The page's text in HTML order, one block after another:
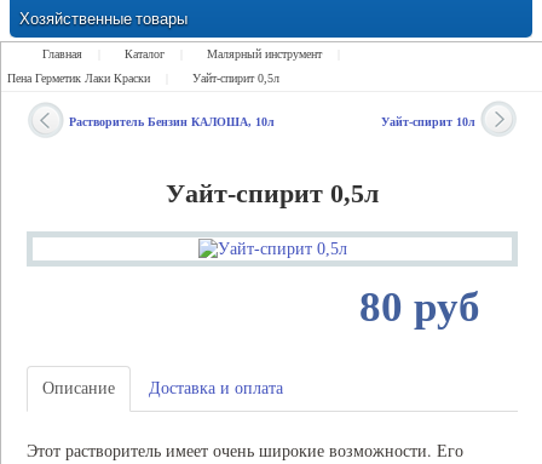
Хозяйственные товары
Замки Ручки Петли Засовы Проушины
Главная Каталог Малярный инструмент
Пена Герметик Лаки Краски
Уайт-спирит 0,5л
Растворитель Бензин КАЛОША, 10л Уайт-спирит 10л
Уайт-спирит 0,5л
80 руб
Описание Доставка и оплата
Этот растворитель имеет очень широкие возможности. Его